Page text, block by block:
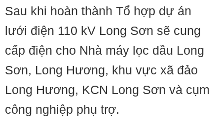
Sau khi hoàn thành Tổ hợp dự án
lưới điện 110 kV Long Sơn sẽ cung
cấp điện cho Nhà máy lọc dầu Long
Sơn, Long Hương, khu vực xã đảo
Long Hương, KCN Long Sơn và cụm
công nghiệp phụ trợ.